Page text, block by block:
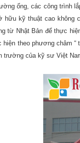
ống, các công trình
hữu kỹ thuật cao không
từ Nhật Bản để thực
hiện theo phương châm “
trường của kỹ sư Việt